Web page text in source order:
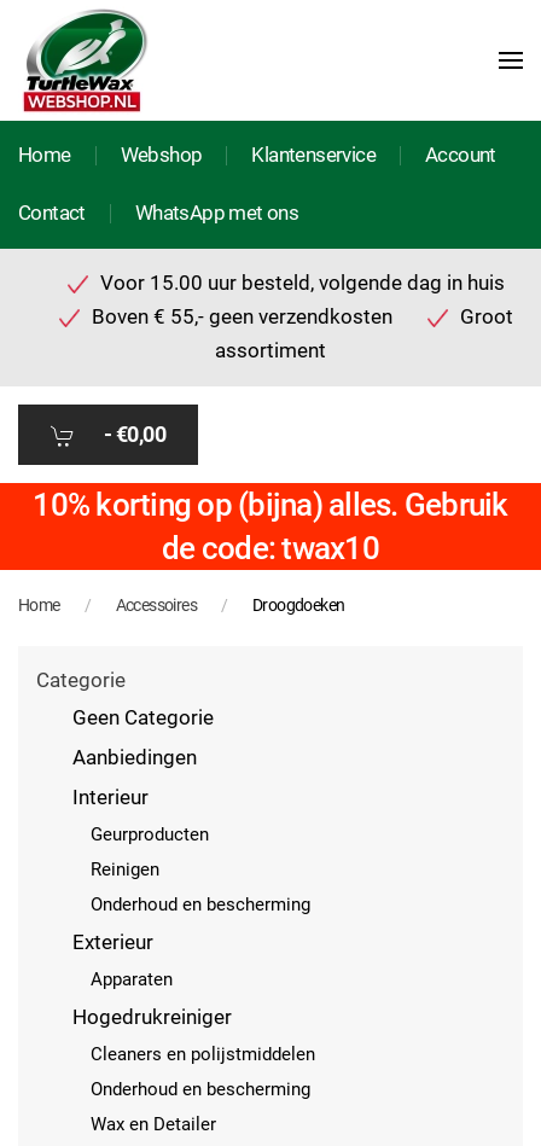
Home Webshop Klantenservice Account
Contact WhatsApp met ons
Voor 15.00 uur besteld, volgende dag in huis
Boven € 55,- geen verzendkosten
Groot
assortiment
-€0,00
10% korting op (bijna) alles. Gebruik
de code: twax10
Home Accessoires Droogdoeken
Categorie
Geen Categorie
Aanbiedingen
Interieur
Geurproducten
Reinigen
Onderhoud en bescherming
Exterieur
Apparaten
Hogedrukreiniger
Cleaners en polijstmiddelen
Onderhoud en bescherming
Wax en Detailer